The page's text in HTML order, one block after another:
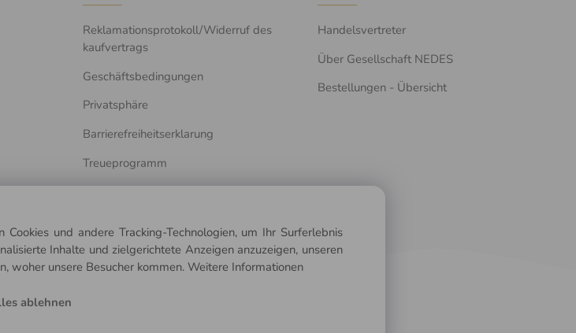
Reklamationsprotokoll/Widerruf des
kaufvertrags
Geschäftsbedingungen
Privatsphäre
Barrierefreiheitserklarung
Treueprogramm
Handelsvertreter
Über Gesellschaft NEDES
Bestellungen - Übersicht
und andere Tracking-Technologien, um Ihr Surferlebnis
Inhalte und zielgerichtete Anzeigen anzuzeigen, unseren
woher unsere Besucher kommen. Weitere Informationen
ablehnen